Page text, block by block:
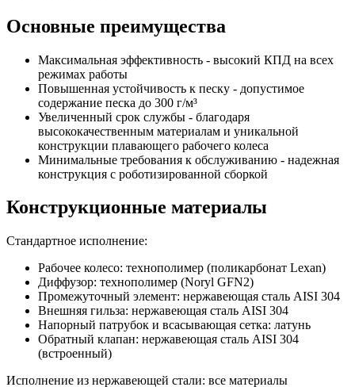
Основные преимущества
Максимальная эффективность - высокий КПД на всех
режимах работы
Повышенная устойчивость к песку - допустимое
содержание песка до 300 г/м³
Увеличенный срок службы - благодаря
высококачественным материалам и уникальной
конструкции плавающего рабочего колеса
Минимальные требования к обслуживанию - надежная
конструкция с роботизированной сборкой
Конструкционные материалы
Стандартное исполнение:
Рабочее колесо: технополимер (поликарбонат Lexan)
Диффузор: технополимер (Noryl GFN2)
Промежуточный элемент: нержавеющая сталь AISI 304
Внешняя гильза: нержавеющая сталь AISI 304
Напорный патрубок и всасывающая сетка: латунь
Обратный клапан: нержавеющая сталь AISI 304
(встроенный)
Исполнение из нержавеющей стали: все материалы